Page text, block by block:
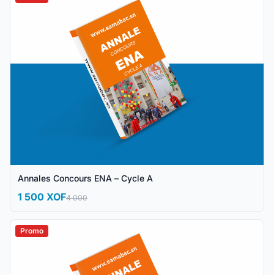
Annales Concours ENA – Cycle A
1 500 XOF4 000
Promo